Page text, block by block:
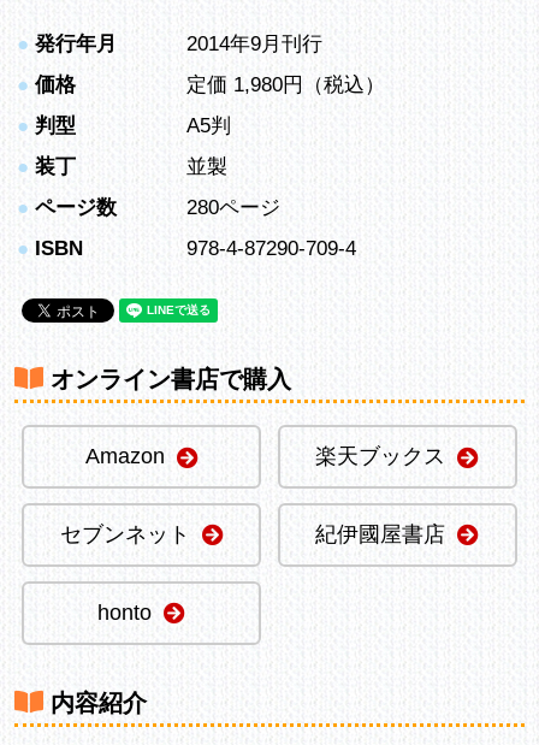
● 発行年月
2014年9月刊行
● 価格
定価 1,980円（税込）
● 判型
A5判
● 装丁
並製
● ページ数
280ページ
● ISBN 978-4-87290-709-4
オンライン書店で購入
Amazon 楽天ブックス
セブンネット 紀伊國屋書店
honto
内容紹介